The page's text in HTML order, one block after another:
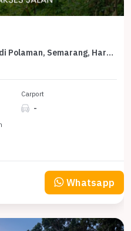
Kesempatan Tanah Strategis di Polaman, Semarang, Harga 2,5 Miliar
Carport
-
Whatsapp